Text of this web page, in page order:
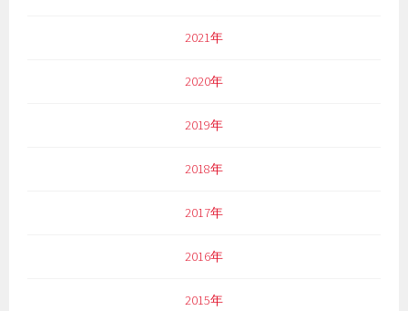
2021年
2020年
2019年
2018年
2017年
2016年
2015年